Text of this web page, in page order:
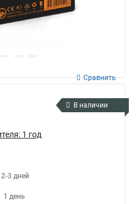
Сравнить
В наличии
1 год
2-3 дней
1 день